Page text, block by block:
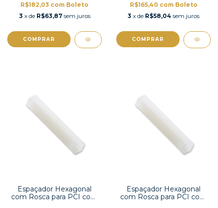
R$182,03 com Boleto
3 x de R$63,87 sem juros
COMPRAR
R$165,40 com Boleto
3 x de R$58,04 sem juros
COMPRAR
Espaçador Hexagonal
com Rosca para PCI com
Espaçador Hexagonal
com Rosca para PCI com